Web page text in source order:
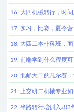
16. 大四机械转行，时
17. 实习，比赛，夏令营
18. 大四二本非科班，面
19. 前端学到什么程度
20. 北邮大二的凡尔赛
21. 上交研二机械专业如
22. 半路转行培训入职3